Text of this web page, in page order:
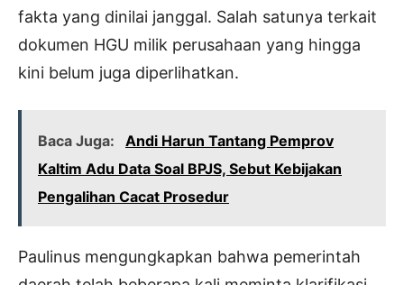
fakta yang dinilai janggal. Salah satunya terkait
dokumen HGU milik perusahaan yang hingga
kini belum juga diperlihatkan.
Baca Juga:
Andi Harun Tantang Pemprov
Kaltim Adu Data Soal BPJS, Sebut Kebijakan
Pengalihan Cacat Prosedur
Paulinus mengungkapkan bahwa pemerintah